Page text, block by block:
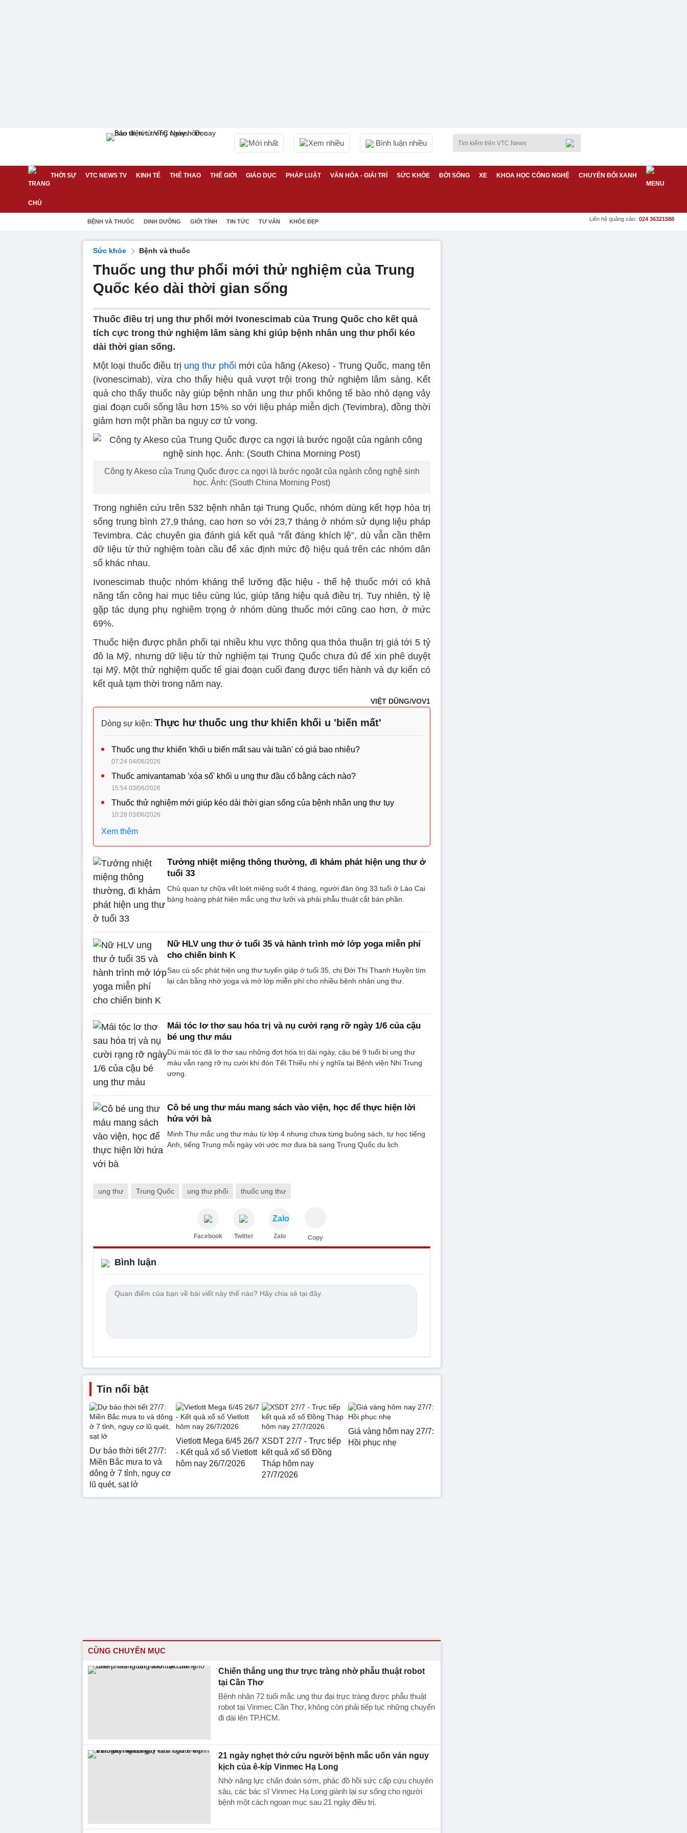
Mới nhất Xem nhiều Bình luận nhiều
THỜI SỰ VTC NEWS TV KINH TẾ THỂ THAO THẾ GIỚI GIÁO DỤC PHÁP LUẬT VĂN HÓA - GIẢI TRÍ SỨC KHỎE ĐỜI SỐNG XE KHOA HỌC CÔNG NGHỆ CHUYỂN ĐỔI XANH
BỆNH VÀ THUỐC DINH DƯỠNG GIỚI TÍNH TIN TỨC TƯ VẤN KHỎE ĐẸP Liên hệ quảng cáo: 024 36321588
Sức khỏe Bệnh và thuốc
Thuốc ung thư phổi mới thử nghiệm của Trung
Quốc kéo dài thời gian sống
Thuốc điều trị ung thư phổi mới Ivonescimab của Trung Quốc cho kết quả
tích cực trong thử nghiệm lâm sàng khi giúp bệnh nhân ung thư phổi kéo
dài thời gian sống.
Một loại thuốc điều trị ung thư phổi mới của hãng (Akeso) - Trung Quốc, mang tên
(ivonescimab), vừa cho thấy hiệu quả vượt trội trong thử nghiệm lâm sàng. Kết
quả cho thấy thuốc này giúp bệnh nhân ung thư phổi không tế bào nhỏ dạng vảy
giai đoạn cuối sống lâu hơn 15% so với liệu pháp miễn dịch (Tevimbra), đồng thời
giảm hơn một phần ba nguy cơ tử vong.
Công ty Akeso của Trung Quốc được ca ngợi là bước ngoặt của ngành công nghệ sinh
học. Ảnh: (South China Morning Post)
Trong nghiên cứu trên 532 bệnh nhân tại Trung Quốc, nhóm dùng kết hợp hóa trị
sống trung bình 27,9 tháng, cao hơn so với 23,7 tháng ở nhóm sử dụng liệu pháp
Tevimbra. Các chuyên gia đánh giá kết quả “rất đáng khích lệ”, dù vẫn cần thêm
dữ liệu từ thử nghiệm toàn cầu để xác định mức độ hiệu quả trên các nhóm dân
số khác nhau.
Ivonescimab thuộc nhóm kháng thể lưỡng đặc hiệu - thế hệ thuốc mới có khả
năng tấn công hai mục tiêu cùng lúc, giúp tăng hiệu quả điều trị. Tuy nhiên, tỷ lệ
gặp tác dụng phụ nghiêm trọng ở nhóm dùng thuốc mới cũng cao hơn, ở mức
69%.
Thuốc hiện được phân phối tại nhiều khu vực thông qua thỏa thuận trị giá tới 5 tỷ
đô la Mỹ, nhưng dữ liệu từ thử nghiệm tại Trung Quốc chưa đủ để xin phê duyệt
tại Mỹ. Một thử nghiệm quốc tế giai đoạn cuối đang được tiến hành và dự kiến có
kết quả tạm thời trong năm nay.
VIỆT DŨNG/VOV1
Dòng sự kiện: Thực hư thuốc ung thư khiến khối u 'biến mất'
Thuốc ung thư khiến 'khối u biến mất sau vài tuần' có giá bao nhiêu?
07:24 04/06/2026
Thuốc amivantamab 'xóa sổ' khối u ung thư đầu cổ bằng cách nào?
15:54 03/06/2026
Thuốc thử nghiệm mới giúp kéo dài thời gian sống của bệnh nhân ung thư tụy
10:28 03/06/2026
Xem thêm
Tưởng nhiệt miệng thông thường, đi khám phát hiện ung thư ở
tuổi 33
Chủ quan tự chữa vết loét miệng suốt 4 tháng, người đàn ông 33 tuổi ở Lào Cai
bàng hoàng phát hiện mắc ung thư lưỡi và phải phẫu thuật cắt bán phần.
Nữ HLV ung thư ở tuổi 35 và hành trình mở lớp yoga miễn phí
cho chiến binh K
Sau cú sốc phát hiện ung thư tuyến giáp ở tuổi 35, chị Đới Thị Thanh Huyền tìm
lại cân bằng nhờ yoga và mở lớp miễn phí cho nhiều bệnh nhân ung thư.
Mái tóc lơ thơ sau hóa trị và nụ cười rạng rỡ ngày 1/6 của cậu
bé ung thư máu
Dù mái tóc đã lơ thơ sau những đợt hóa trị dài ngày, cậu bé 9 tuổi bị ung thư
máu vẫn rạng rỡ nụ cười khi đón Tết Thiếu nhi ý nghĩa tại Bệnh viện Nhi Trung
ương.
Cô bé ung thư máu mang sách vào viện, học để thực hiện lời
hứa với bà
Minh Thư mắc ung thư máu từ lớp 4 nhưng chưa từng buông sách, tự học tiếng
Anh, tiếng Trung mỗi ngày với ước mơ đưa bà sang Trung Quốc du lịch.
ung thư Trung Quốc ung thư phổi thuốc ung thư
Facebook Twitter
Zalo
Zalo Copy
Bình luận
Tin nổi bật
Dự báo thời tiết 27/7:
Miền Bắc mưa to và
dông ở 7 tỉnh, nguy cơ
lũ quét, sạt lở
Vietlott Mega 6/45 26/7
- Kết quả xổ số Vietlott
hôm nay 26/7/2026
XSDT 27/7 - Trực tiếp
kết quả xổ số Đồng
Tháp hôm nay
27/7/2026
Giá vàng hôm nay 27/7:
Hồi phục nhẹ
CÙNG CHUYÊN MỤC
Chiến thắng ung thư trực tràng nhờ phẫu thuật robot
tại Cần Thơ
Bệnh nhân 72 tuổi mắc ung thư đại trực tràng được phẫu thuật
robot tại Vinmec Cần Thơ, không còn phải tiếp tục những chuyến
đi dài lên TP.HCM.
21 ngày nghẹt thở cứu người bệnh mắc uốn ván nguy
kịch của ê-kíp Vinmec Hạ Long
Nhờ năng lực chẩn đoán sớm, phác đồ hồi sức cấp cứu chuyên
sâu, các bác sĩ Vinmec Hạ Long giành lại sự sống cho người
bệnh một cách ngoạn mục sau 21 ngày điều trị.